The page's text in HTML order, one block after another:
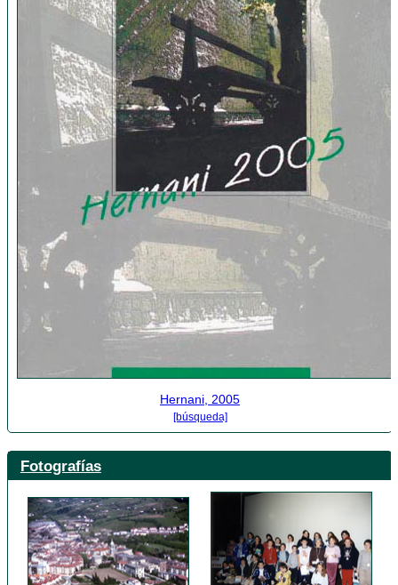
Hernani, 2005
[búsqueda]
Fotografías